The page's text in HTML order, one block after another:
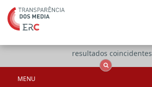
resultados coincidentes
MENU